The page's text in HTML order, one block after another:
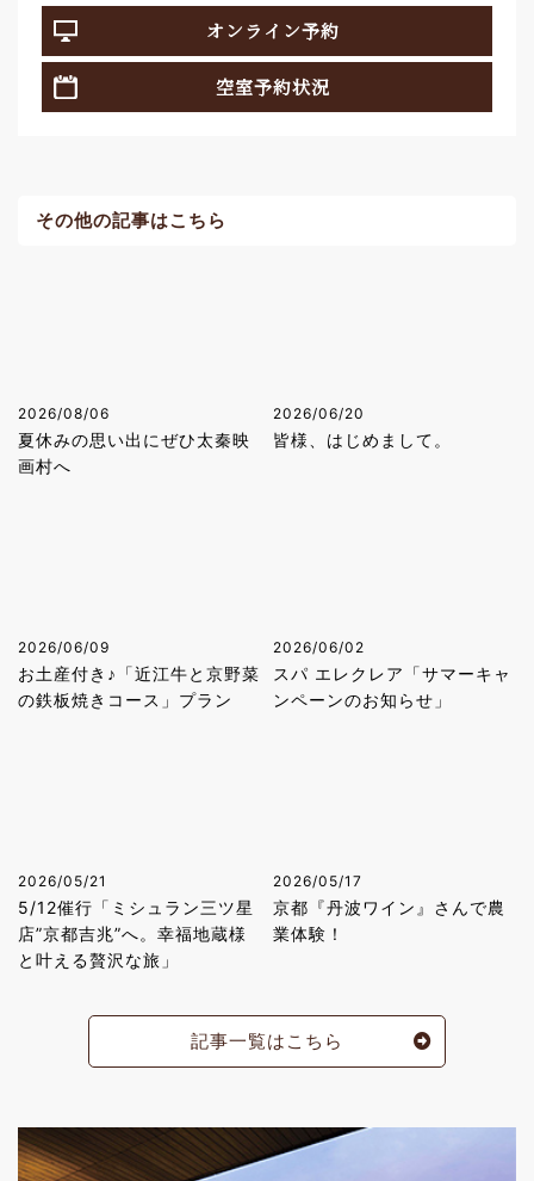
オンライン予約
空室予約状況
その他の記事はこちら
2026/08/06
夏休みの思い出にぜひ太秦映
画村へ
2026/06/20
皆様、はじめまして。
2026/06/09
お土産付き♪「近江牛と京野菜
の鉄板焼きコース」プラン
2026/06/02
スパ エレクレア「サマーキャ
ンペーンのお知らせ」
2026/05/21
5/12催行「ミシュラン三ツ星
店”京都吉兆”へ。幸福地蔵様
と叶える贅沢な旅」
2026/05/17
京都『丹波ワイン』さんで農
業体験！
記事一覧はこちら